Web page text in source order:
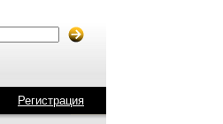
Регистрация